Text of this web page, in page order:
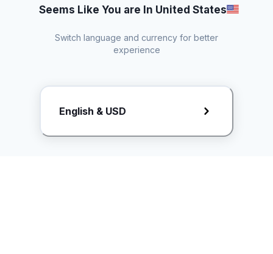
Request Rate Card
Butuh konten khusus? Kirim request ke creator!
Seems Like You are In United States
Switch language and currency for better
experience
English & USD